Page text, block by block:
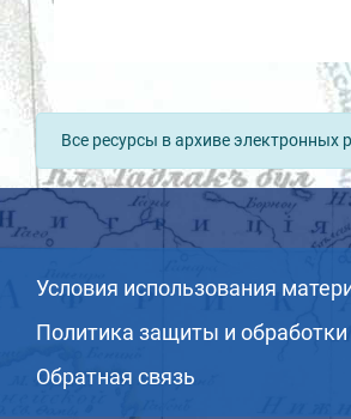
Все ресурсы в архиве
Условия использования
Политика защиты и
Обратная связь